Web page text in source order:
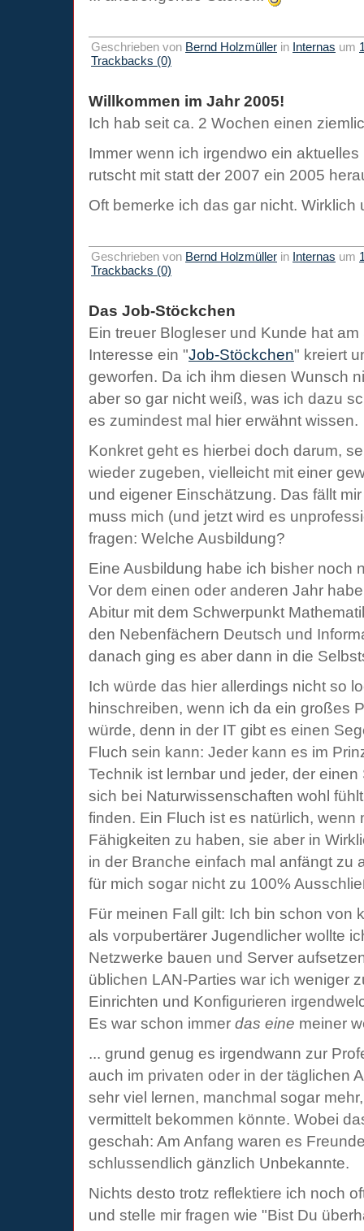
Geschrieben von Bernd Holzmüller in Internas um
Trackbacks (0)
Willkommen im Jahr 2005!
Ich hab seit ca. 2 Wochen einen
Immer wenn ich irgendwo ein
rutscht mit statt der 2007 ein 2005
Oft bemerke ich das gar nicht. Wirklich
Geschrieben von Bernd Holzmüller in Internas um
Trackbacks (0)
Das Job-Stöckchen
Ein treuer Blogleser und Kunde hat
Interesse ein "Job-Stöckchen" kreiert
geworfen. Da ich ihm diesen Wunsch
aber so gar nicht weiß, was ich dazu
es zumindest mal hier erwähnt wissen.
Konkret geht es hierbei doch darum,
wieder zugeben, vielleicht mit einer
und eigener Einschätzung. Das fällt
muss mich (und jetzt wird es
fragen: Welche Ausbildung?
Eine Ausbildung habe ich bisher noch
Vor dem einen oder anderen Jahr
Abitur mit dem Schwerpunkt
den Nebenfächern Deutsch und
danach ging es aber dann in die
Ich würde das hier allerdings nicht so
hinschreiben, wenn ich da ein großes
würde, denn in der IT gibt es einen
Fluch sein kann: Jeder kann es im
Technik ist lernbar und jeder, der
sich bei Naturwissenschaften wohl
finden. Ein Fluch ist es natürlich, wenn
Fähigkeiten zu haben, sie aber in
in der Branche einfach mal anfängt zu
für mich sogar nicht zu 100%
Für meinen Fall gilt: Ich bin schon von
als vorpubertärer Jugendlicher wollte
Netzwerke bauen und Server
üblichen LAN-Parties war ich weniger
Einrichten und Konfigurieren
Es war schon immer das eine meiner
... grund genug es irgendwann zur
auch im privaten oder in der täglichen
sehr viel lernen, manchmal sogar
vermittelt bekommen könnte. Wobei
geschah: Am Anfang waren es
schlussendlich gänzlich Unbekannte.
Nichts desto trotz reflektiere ich noch
und stelle mir fragen wie "Bist Du